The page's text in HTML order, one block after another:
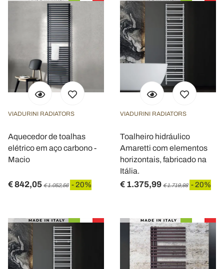
VIADURINI RADIATORS
Aquecedor de toalhas
elétrico em aço carbono -
Macio
€ 842,05 € 1.052,56 - 20%
VIADURINI RADIATORS
Toalheiro hidráulico
Amaretti com elementos
horizontais, fabricado na
Itália.
€ 1.375,99 € 1.719,98 - 20%